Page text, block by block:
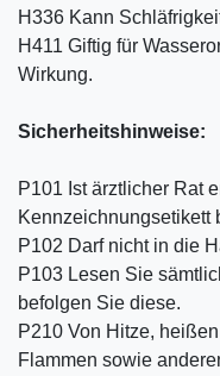
H336 Kann
H411 Giftig für
Wirkung.
Sicherheitshinweise:
P101 Ist ärztlicher Rat
Kennzeichnungsetikett
P102 Darf nicht in die
P103 Lesen Sie
befolgen Sie diese.
P210 Von Hitze,
Flammen sowie